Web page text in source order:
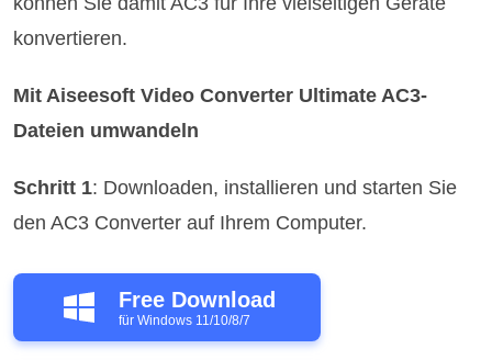
konvertieren.
Mit Aiseesoft Video Converter Ultimate AC3-
Dateien umwandeln
Schritt 1: Downloaden, installieren und starten Sie
den AC3 Converter auf Ihrem Computer.
Free Download
für Windows 11/10/8/7